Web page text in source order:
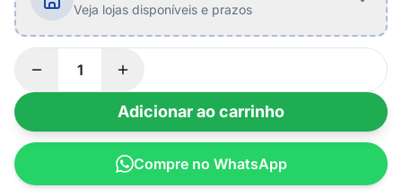
Veja lojas disponíveis e prazos
Adicionar ao carrinho
Compre no WhatsApp